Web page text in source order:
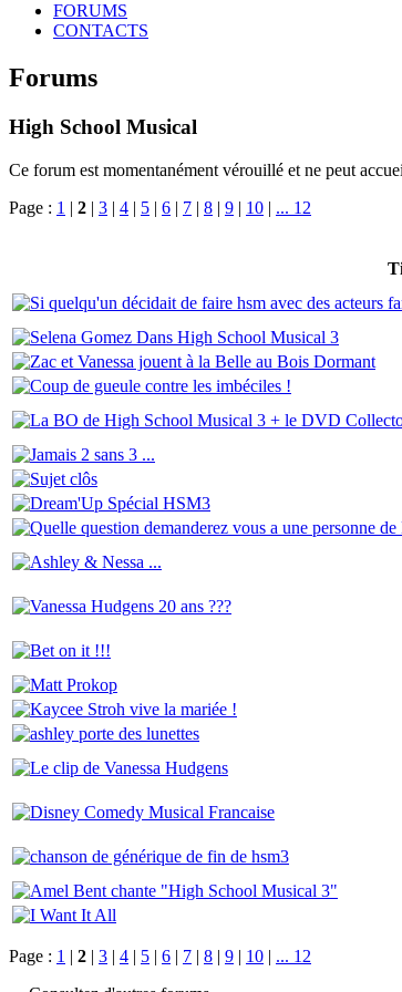
FORUMS
CONTACTS
Forums
High School Musical
Ce forum est momentanément vérouillé et ne peut
Page : 1 | 2 | 3 | 4 | 5 | 6 | 7 | 8 | 9 | 10 | ... 12
Page : 1 | 2 | 3 | 4 | 5 | 6 | 7 | 8 | 9 | 10 | ... 12